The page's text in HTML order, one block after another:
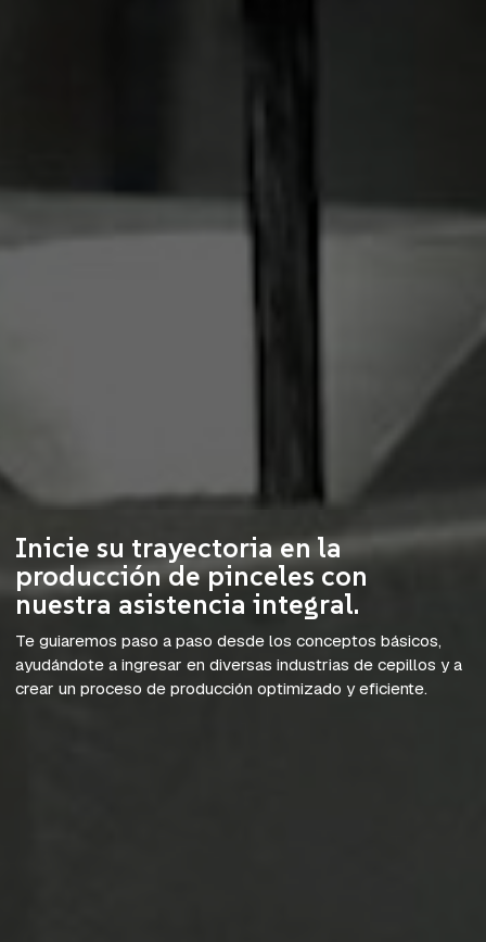
Inicie su trayectoria en la
producción de pinceles con
nuestra asistencia integral.
Te guiaremos paso a paso desde los conceptos básicos,
ayudándote a ingresar en diversas industrias de cepillos y a
crear un proceso de producción optimizado y eficiente.